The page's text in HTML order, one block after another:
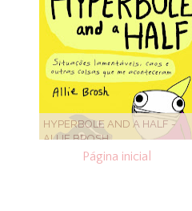
HYPERBOLE AND A HALF -
ALLIE BROSH
Página inicial